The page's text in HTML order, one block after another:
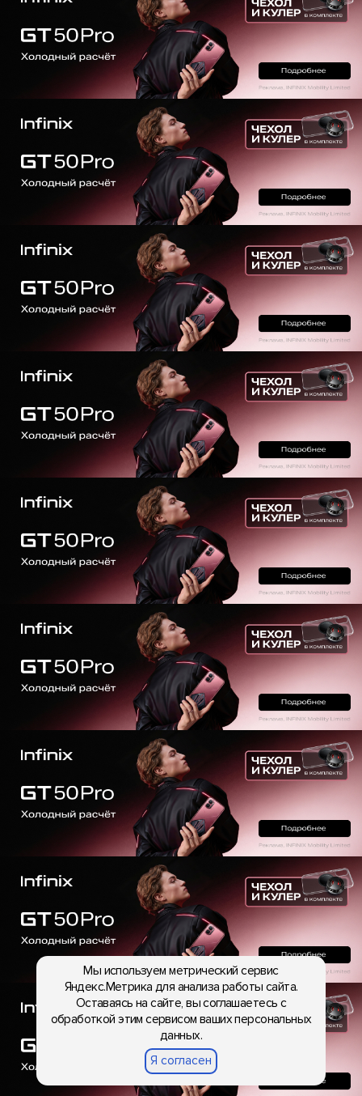
Мы используем метрический сервис
Яндекс.Метрика для анализа работы сайта.
Оставаясь на сайте, вы соглашаетесь с
обработкой этим сервисом ваших персональных
данных.
Я согласен